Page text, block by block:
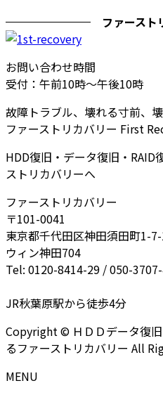
ファースト
お問い合わせ時間
受付：午前10時～午後10時
故障トラブル、壊れる寸前、
ファーストリカバリー First
HDD復旧・データ復旧・RAID
ストリカバリーへ
ファーストリカバリー
〒101-0041
東京都千代田区神田須田町1-
ウィン神田704
Tel: 0120-8414-29 / 050-
JR秋葉原駅から徒歩4分
Copyright © ＨＤＤデータ復
るファーストリカバリー All
MENU